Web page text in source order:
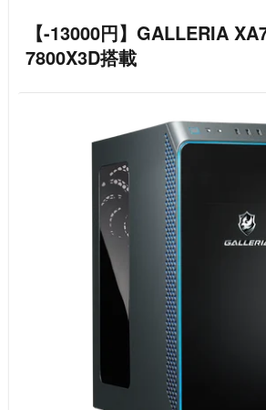
【-13000円】GALLERIA
7800X3D搭載